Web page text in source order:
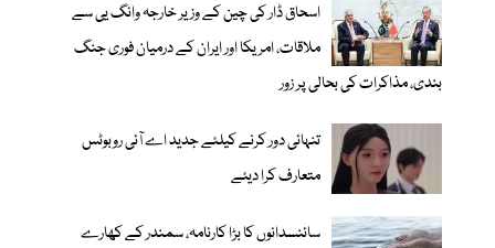
اسحاق ڈار کی چین کے وزیر خارجہ وانگ یی سے
ملاقات، امریکا اور ایران کے درمیان فوری جنگ
بندی، مذاکرات کی بحالی پر زور
تنہائی دور کرنے کیلئے جدید اے آئی روبوٹس
متعارف کرا دیئے
سائنسدانوں کا بڑا کارنامہ، سمندر کے کھارے